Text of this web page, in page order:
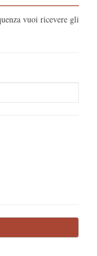
vuoi ricevere gli